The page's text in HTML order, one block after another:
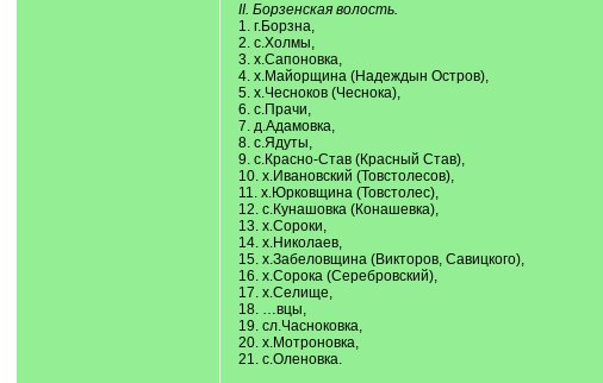
II. Борзенская волость.
1. г.Борзна,
2. с.Холмы,
3. х.Сапоновка,
4. х.Майорщина (Надеждын Остров),
5. х.Чесноков (Чеснока),
6. с.Прачи,
7. д.Адамовка,
8. с.Ядуты,
9. с.Красно-Став (Красный Став),
10. х.Ивановский (Товстолесов),
11. х.Юрковщина (Товстолес),
12. с.Кунашовка (Конашевка),
13. х.Сороки,
14. х.Николаев,
15. х.Забеловщина (Викторов, Савицкого),
16. х.Сорока (Серебровский),
17. х.Селище,
18. …вцы,
19. сл.Часноковка,
20. х.Мотроновка,
21. с.Оленовка.